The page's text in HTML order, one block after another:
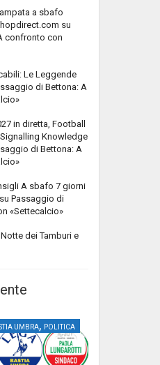
a sbafo
su
confronto con
Le Leggende
di Bettona: A
in diretta, Football
Knowledge
di Bettona: A
A sbafo 7 giorni
su Passaggio di
«Settecalcio»
dei Tamburi e
UMBRA, POLITICA